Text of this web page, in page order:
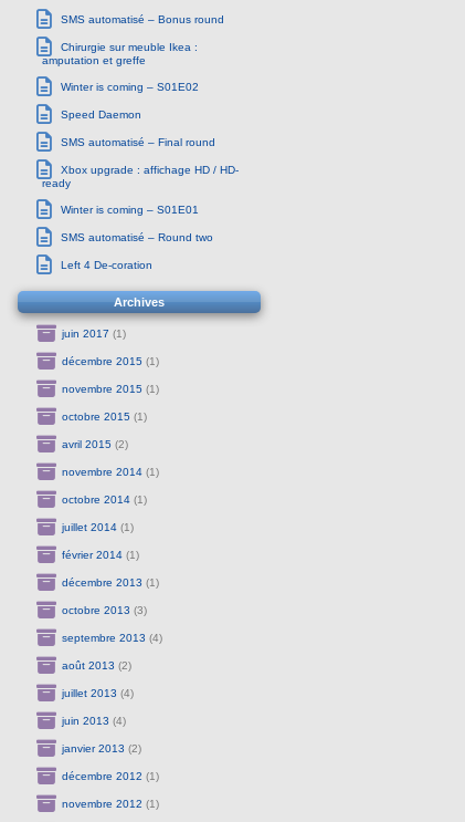
SMS automatisé – Bonus round
Chirurgie sur meuble Ikea :
amputation et greffe
Winter is coming – S01E02
Speed Daemon
SMS automatisé – Final round
Xbox upgrade : affichage HD / HD-
ready
Winter is coming – S01E01
SMS automatisé – Round two
Left 4 De-coration
Archives
juin 2017 (1)
décembre 2015 (1)
novembre 2015 (1)
octobre 2015 (1)
avril 2015 (2)
novembre 2014(1)
octobre 2014(1)
juillet 2014(1)
février 2014(1)
décembre 2013 (1)
octobre 2013 (3)
septembre 2013 (4)
août 2013 (2)
juillet 2013 (4)
juin 2013 (4)
janvier 2013 (2)
décembre 2012 (1)
novembre 2012 (1)